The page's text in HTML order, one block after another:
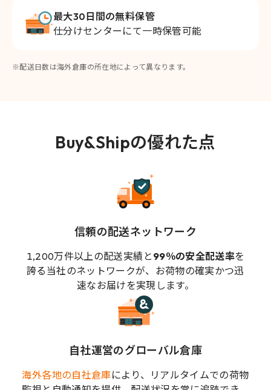
最大30日間の無料保管
仕分けセンターにて一時保管可能
※配送日数は海外倉庫の所在地によって異なります。
Buy&Shipの優れた点
信頼の配送ネットワーク
1,200万件以上の配送実績と 99％の安全配送率を
誇る当社のネットワークが、お荷物の確実かつ迅
速なお届けを実現します。
自社運営のグローバル倉庫
海外各地の自社倉庫により、リアルタイムでの荷物